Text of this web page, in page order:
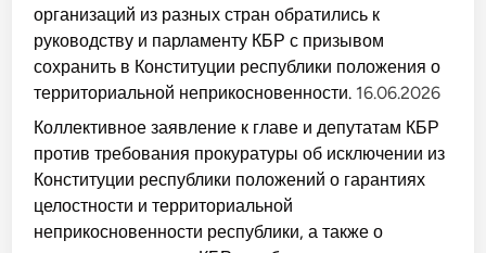
организаций из разных стран обратились к
руководству и парламенту КБР с призывом
сохранить в Конституции республики положения о
территориальной неприкосновенности. 16.06.2026
Коллективное заявление к главе и депутатам КБР
против требования прокуратуры об исключении из
Конституции республики положений о гарантиях
целостности и территориальной
неприкосновенности республики, а также о